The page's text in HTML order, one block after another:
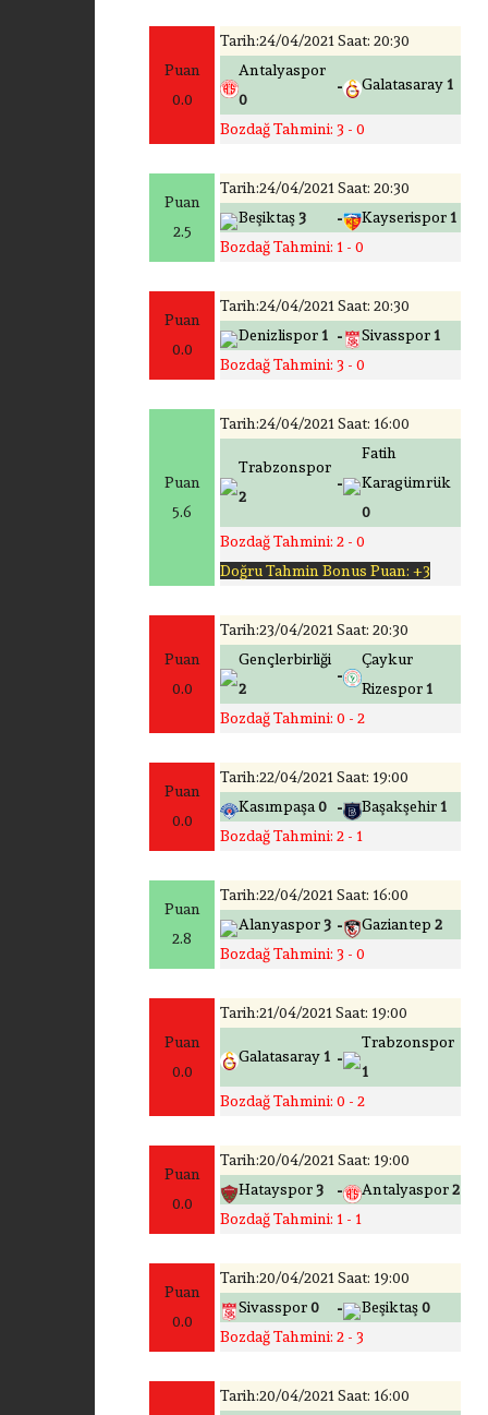
Puan
0.0
Tarih:24/04/2021 Saat: 20:30
Antalyaspor
0
- Galatasaray1
Bozdağ Tahmini: 3 - 0
Puan
2.5
Tarih:24/04/2021 Saat: 20:30
Beşiktaş3 - Kayserispor1
Bozdağ Tahmini: 1 - 0
Puan
0.0
Tarih:24/04/2021 Saat: 20:30
Denizlispor1 - Sivasspor1
Bozdağ Tahmini: 3 - 0
Puan
5.6
Tarih:24/04/2021 Saat: 16:00
Trabzonspor
2
-
Fatih
Karagümrük
0
Bozdağ Tahmini: 2 - 0
Doğru Tahmin Bonus Puan: +3
Puan
0.0
Tarih:23/04/2021 Saat: 20:30
Gençlerbirliği
2
-
Çaykur
Rizespor1
Bozdağ Tahmini: 0 - 2
Puan
0.0
Tarih:22/04/2021 Saat: 19:00
Kasımpaşa0 - Başakşehir1
Bozdağ Tahmini: 2 - 1
Puan
2.8
Tarih:22/04/2021 Saat: 16:00
Alanyaspor3 - Gaziantep 2
Bozdağ Tahmini: 3 - 0
Puan
0.0
Tarih:21/04/2021 Saat: 19:00
Galatasaray1 -
Trabzonspor
1
Bozdağ Tahmini: 0 - 2
Puan
0.0
Tarih:20/04/2021 Saat: 19:00
Hatayspor3 - Antalyaspor2
Bozdağ Tahmini: 1 - 1
Puan
0.0
Tarih:20/04/2021 Saat: 19:00
Sivasspor0 - Beşiktaş0
Bozdağ Tahmini: 2 - 3
Tarih:20/04/2021 Saat: 16:00